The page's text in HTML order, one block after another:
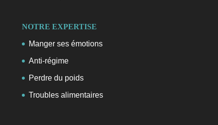
NOTRE EXPERTISE
Manger ses émotions
Anti-régime
Perdre du poids
Troubles alimentaires